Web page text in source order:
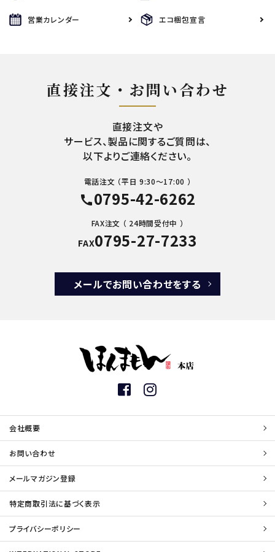
営業カレンダー エコ梱包宣言
直接注文・お問い合わせ
直接注文や
サービス、製品に関するご質問は、
以下よりご連絡ください。
電話注文 （平日 9:30～17:00 ）
call0795-42-6262
FAX注文 （ 24時間受付中 ）
FAX0795-27-7233
メールでお問い合わせをする
会社概要
お問い合わせ
メールマガジン登録
特定商取引法に基づく表示
プライバシーポリシー